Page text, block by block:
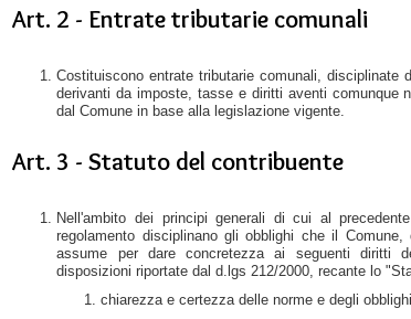
Art. 2 - Entrate tributarie comunali
Costituiscono entrate tributarie comunali, disciplinate
derivanti da imposte, tasse e diritti aventi comunque
dal Comune in base alla legislazione vigente.
Art. 3 - Statuto del contribuente
Nell'ambito dei principi generali di cui al
regolamento disciplinano gli obblighi che il
assume per dare concretezza ai seguenti diritti
disposizioni riportate dal d.lgs 212/2000, recante lo
chiarezza e certezza delle norme e degli